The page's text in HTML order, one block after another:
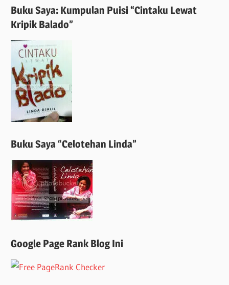
Buku Saya: Kumpulan Puisi “Cintaku Lewat
Kripik Balado”
Buku Saya “Celotehan Linda”
Google Page Rank Blog Ini